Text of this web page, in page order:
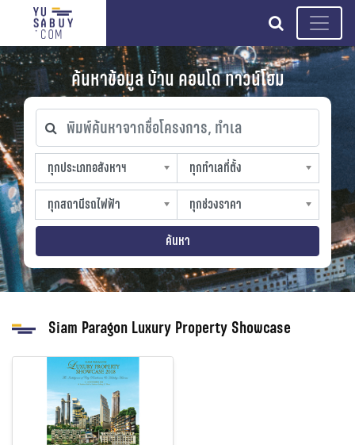
search
ค้นหาข้อมูล บ้าน คอนโด ทาวน์โฮม
พิมพ์ค้นหาจากชื่อโครงการ, ทำเล
ทุกประเภทอสังหาฯ
ทุกประเภทอสังหาฯ
sproperty
ทุกทำเลที่ตั้ง
ทุกทำเลที่ตั้ง
slocation
ทุกสถานีรถไฟฟ้า
ทุกสถานีรถไฟฟ้า
strain-station
ทุกช่วงราคา
ทุกช่วงราคา
sprice
ค้นหา
Siam Paragon Luxury Property Showcase